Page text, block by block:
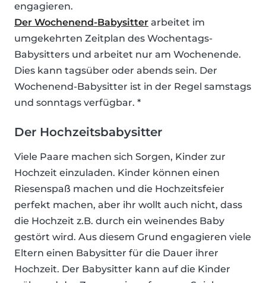
engagieren.
Der Wochenend-Babysitter arbeitet im
umgekehrten Zeitplan des Wochentags-
Babysitters und arbeitet nur am Wochenende.
Dies kann tagsüber oder abends sein. Der
Wochenend-Babysitter ist in der Regel samstags
und sonntags verfügbar. *
Der Hochzeitsbabysitter
Viele Paare machen sich Sorgen, Kinder zur
Hochzeit einzuladen. Kinder können einen
Riesenspaß machen und die Hochzeitsfeier
perfekt machen, aber ihr wollt auch nicht, dass
die Hochzeit z.B. durch ein weinendes Baby
gestört wird. Aus diesem Grund engagieren viele
Eltern einen Babysitter für die Dauer ihrer
Hochzeit. Der Babysitter kann auf die Kinder